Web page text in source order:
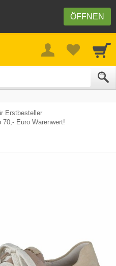
ÖFFNEN
Erstbesteller
Euro Warenwert!